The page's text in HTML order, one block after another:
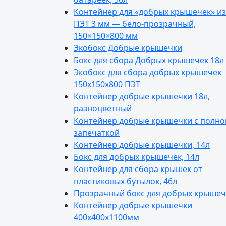
Контейнер для «добрых крышечек» из
ПЭТ 3 мм — бело-прозрачный,
150×150×800 мм
Экобокс Добрые крышечки
Бокс для сбора Добрых крышечек 18л
Экобокс для сбора добрых крышечек
150х150х800 ПЭТ
Контейнер добрые крышечки 18л,
разноцветный
Контейнер добрые крышечки с
запечаткой
Контейнер добрые крышечки, 14л
Бокс для добрых крышечек, 14л
Контейнер для сбора крышек от
пластиковых бутылок, 46л
Прозрачный бокс для добрых
Контейнер добрые крышечки
400х400х1100мм